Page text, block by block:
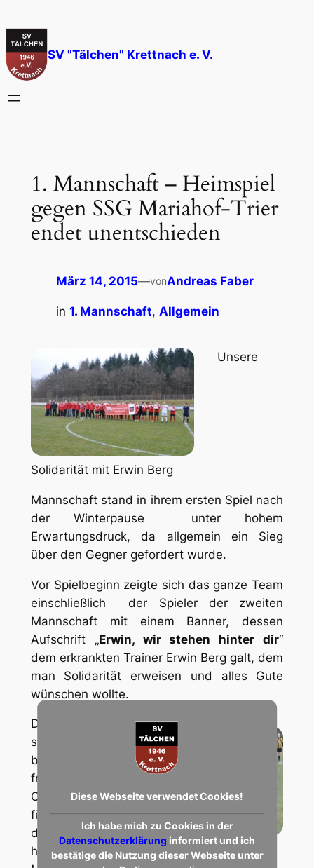
Inhalt
springenSV "Tälchen" Krettnach e. V.
Diese Webseite verwendet Cookies!
Ich habe mich zu Cookies in der
Datenschutzerklärung informiert und ich
bestätige die Nutzung dieser Webseite unter
1. Mannschaft – Heimspiel
gegen SSG Mariahof-Trier
endet unentschieden
März 14, 2015—vonAndreas Faber
in 1. Mannschaft, Allgemein
Solidarität mit Erwin Berg
Unsere
Mannschaft stand in ihrem ersten Spiel nach
der Winterpause unter hohem
Erwartungsdruck, da allgemein ein Sieg
über den Gegner gefordert wurde.
Vor Spielbeginn zeigte sich das ganze Team
einschließlich der Spieler der zweiten
Mannschaft mit einem Banner, dessen
Aufschrift „Erwin, wir stehen hinter dir“
dem erkrankten Trainer Erwin Berg galt, dem
man Solidarität erweisen und alles Gute
wünschen wollte.
Marci Herrig zieht ab
Das Spiel
selbst
begann mit
frühen
Chancen
für uns. In
der 3. Min.
hätte